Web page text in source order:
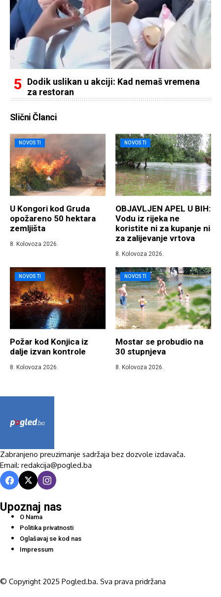
Dodik uslikan u akciji: Kad nemaš vremena
za restoran
Slični Članci
NOVOSTI
U Kongori kod Gruda
opožareno 50 hektara
zemljišta
8. Kolovoza 2026.
NOVOSTI
OBJAVLJEN APEL U BIH:
Vodu iz rijeka ne
koristite ni za kupanje ni
za zalijevanje vrtova
8. Kolovoza 2026.
NOVOSTI
Požar kod Konjica iz
dalje izvan kontrole
8. Kolovoza 2026.
NOVOSTI
Mostar se probudio na
30 stupnjeva
8. Kolovoza 2026.
Zabranjeno preuzimanje sadržaja bez dozvole izdavača.
Email: redakcija@pogled.ba
Upoznaj nas
O Nama
Politika privatnosti
Oglašavaj se kod nas
Impressum
© Copyright 2025 Pogled.ba. Sva prava pridržana